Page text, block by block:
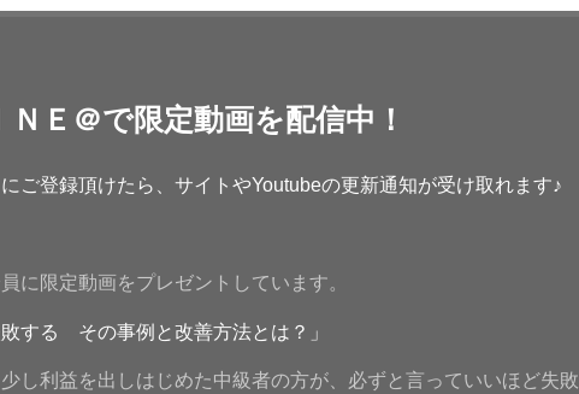
ＮＥ＠で限定動画を配信中！
ご登録頂けたら、サイトやYoutubeの更新通知が受け取れます♪
に限定動画をプレゼントしています。
する その事例と改善方法とは？」
し利益を出しはじめた中級者の方が、必ずと言っていいほど失敗